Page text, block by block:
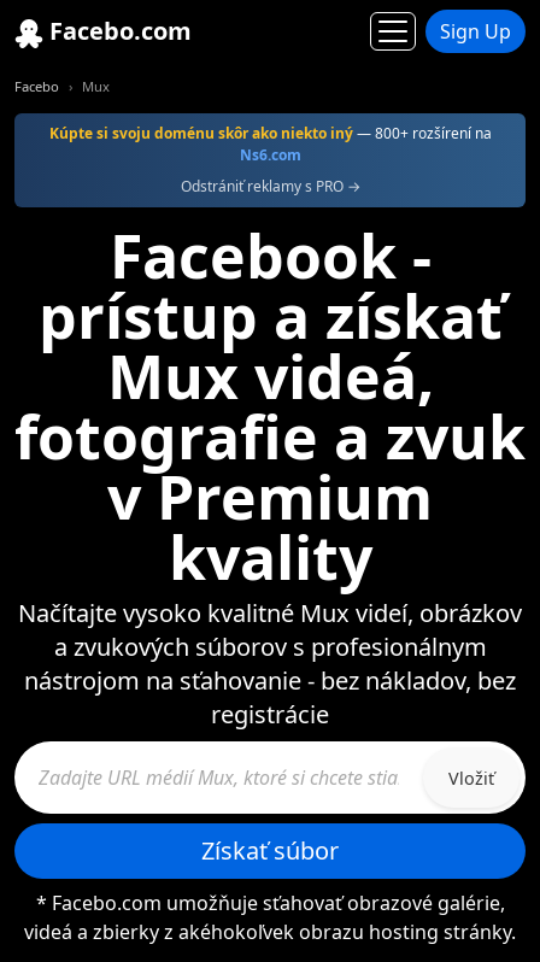
Facebo.com Sign Up
Facebo Mux
Kúpte si svoju doménu skôr ako niekto iný— 800+ rozšírení na
Ns6.com
Odstrániť reklamy s PRO →
Facebook -
prístup a získať
Mux videá,
fotografie a zvuk
v Premium
kvality
Načítajte vysoko kvalitné Mux videí, obrázkov
a zvukových súborov s profesionálnym
nástrojom na sťahovanie - bez nákladov, bez
registrácie
Vložiť
Získať súbor
* Facebo.com umožňuje sťahovať obrazové galérie,
videá a zbierky z akéhokoľvek obrazu hosting stránky.